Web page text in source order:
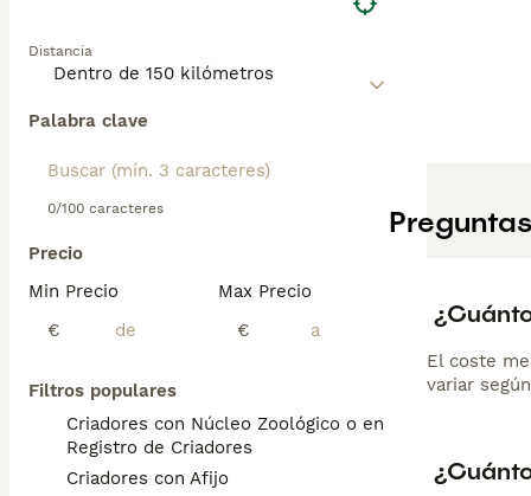
Distancia
Palabra clave
0/100 caracteres
Precio
Min Precio
€
Max Precio
€
Filtros populares
Criadores con Núcleo Zoológico o en el
Registro de Criadores
Criadores con Afijo
El coste
variar